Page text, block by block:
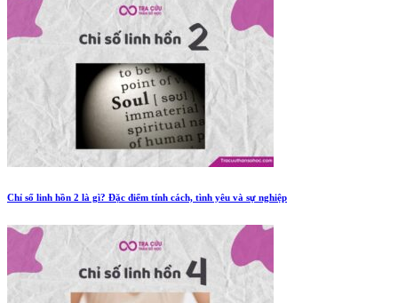
Chỉ số linh hồn 2 là gì? Đặc điểm tính cách, tình yêu và sự nghiệp